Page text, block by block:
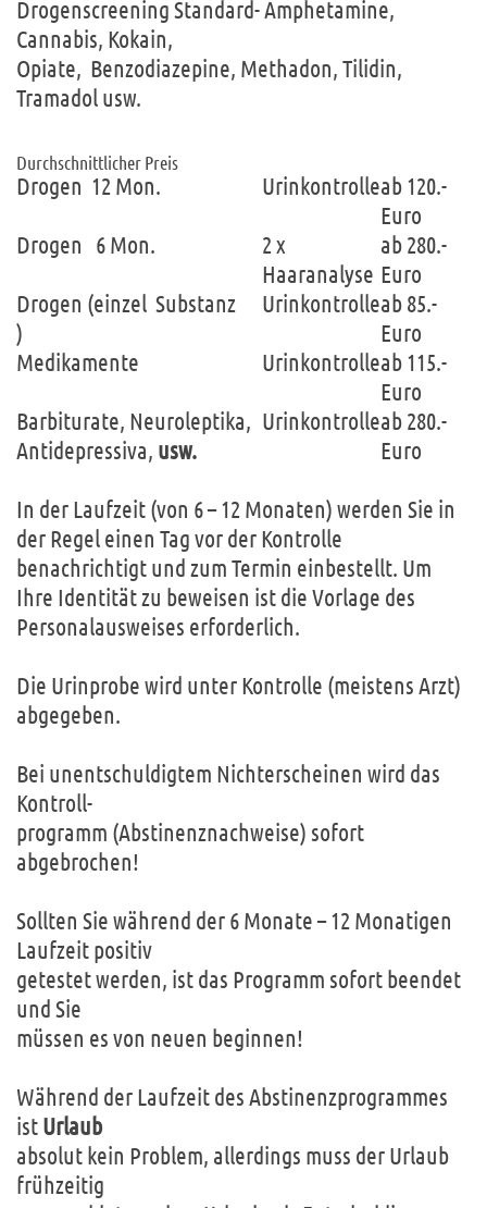
Drogenscreening Standard- Amphetamine,
Cannabis, Kokain,
Opiate, Benzodiazepine, Methadon, Tilidin,
Tramadol usw.
Durchschnittlicher Preis
Drogen 12 Mon. Urinkontrolleab 120.-
Euro
Drogen 6 Mon.
2 x
Haaranalyse
ab 280.-
Euro
Drogen (einzel Substanz
)
Urinkontrolleab 85.-
Euro
Medikamente
Urinkontrolleab 115.-
Euro
Barbiturate, Neuroleptika,
Antidepressiva, usw.
Urinkontrolleab 280.-
Euro
In der Laufzeit (von 6 – 12 Monaten) werden Sie in
der Regel einen Tag vor der Kontrolle
benachrichtigt und zum Termin einbestellt. Um
Ihre Identität zu beweisen ist die Vorlage des
Personalausweises erforderlich.
Die Urinprobe wird unter Kontrolle (meistens Arzt)
abgegeben.
Bei unentschuldigtem Nichterscheinen wird das
Kontroll-
programm (Abstinenznachweise) sofort
abgebrochen!
Sollten Sie während der 6 Monate – 12 Monatigen
Laufzeit positiv
getestet werden, ist das Programm sofort beendet
und Sie
müssen es von neuen beginnen!
Während der Laufzeit des Abstinenzprogrammes
istUrlaub
absolut kein Problem, allerdings muss der Urlaub
frühzeitig